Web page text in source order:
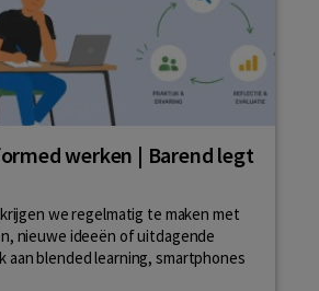
werken | Barend legt
we regelmatig te maken met
nieuwe ideeën of uitdagende
aan blended learning, smartphones